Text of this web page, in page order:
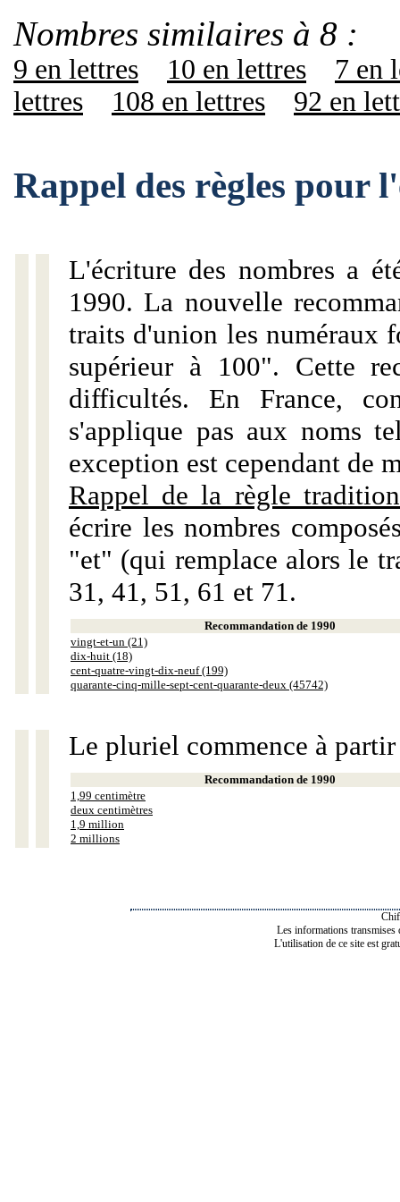
Nombres similaires à 8 :
9 en lettres 10 en lettres
7 en
lettres
108 en lettres 92 en
Rappel des règles pour
L'écriture des nombres a
1990. La nouvelle
traits d'union les numéraux
supérieur à 100". Cette
difficultés. En France,
s'applique pas aux noms
exception est cependant de
Rappel de la règle
écrire les nombres
"et" (qui remplace alors le
31, 41, 51, 61 et 71.
Recommandation de 1990
vingt-et-un (21)
dix-huit (18)
cent-quatre-vingt-dix-neuf (199)
quarante-cinq-mille-sept-cent-quarante-deux (45742)
Le pluriel commence à
Recommandation de 1990
1,99 centimètre
deux centimètres
1,9 million
2 millions
Les informations transmises
L'utilisation de ce site est